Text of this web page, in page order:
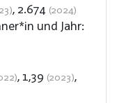
, 2.674 (2024)
und Jahr:
, 1,39 (2023),